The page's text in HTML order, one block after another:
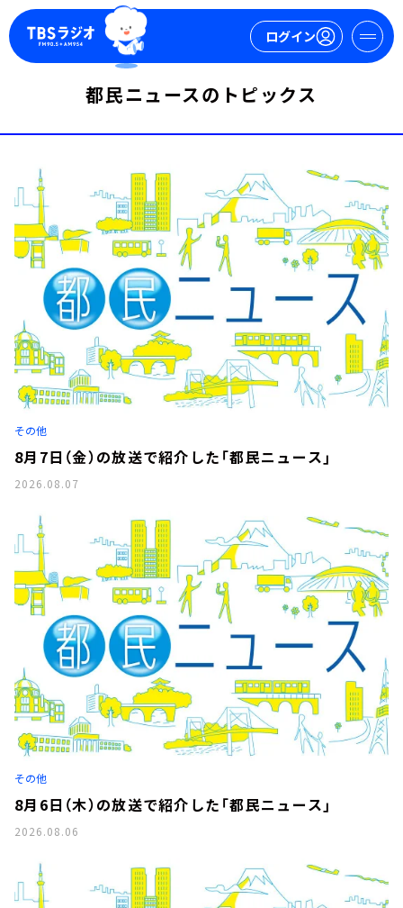
ログイン
今日の番組表
週間番組表
トピックス
TBS Podcast
お知らせ
YouTube
会社情報
都民ニュースのトピックス
その他
8月7日（金）の放送で紹介した「都民ニュース」
2026.08.07
その他
8月6日（木）の放送で紹介した「都民ニュース」
2026.08.06